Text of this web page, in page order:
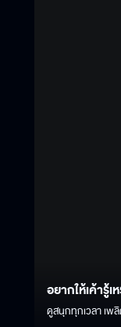
อยากให้เค้ารู้
ดูสนุกทุกเวลา เพ